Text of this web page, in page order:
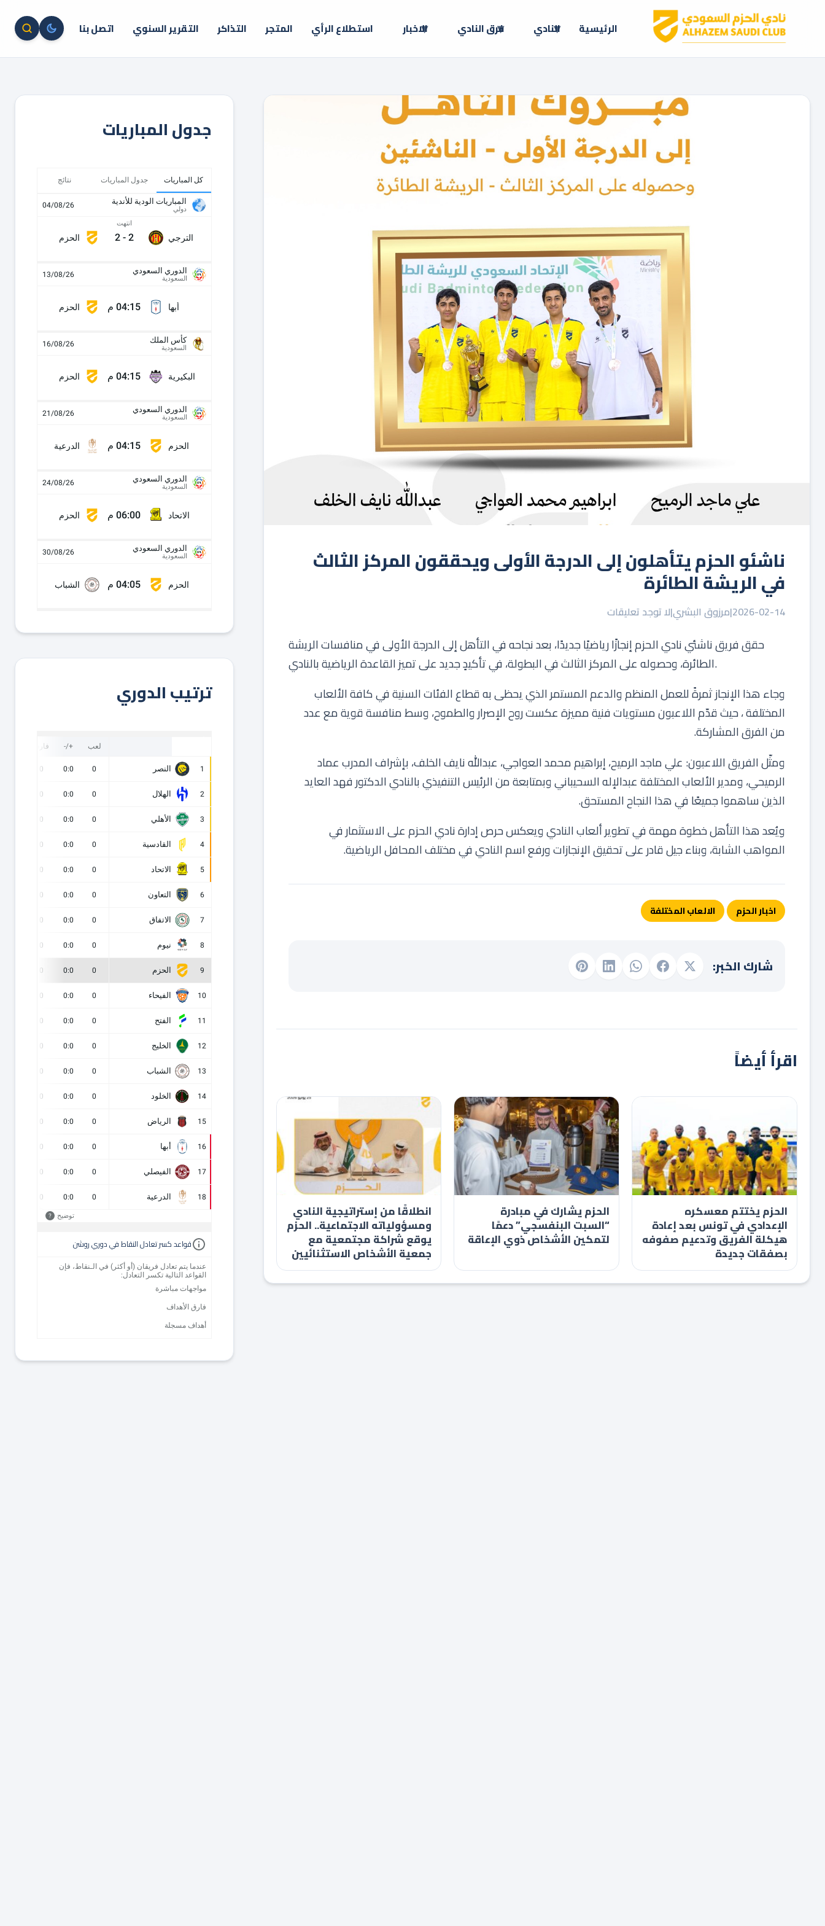
الرئيسية النادي فرق النادي الاخبار استطلاع الرأي المتجر التذاكر التقرير السنوي اتصل بنا
ناشئو الحزم يتأهلون إلى الدرجة الأولى ويحققون المركز الثالث
في الريشة الطائرة
2026-02-14
|مرزوق البشري|لا توجد تعليقات
حقق فريق ناشئي نادي الحزم إنجازًا رياضيًا جديدًا، بعد نجاحه في التأهل إلى الدرجة الأولى في منافسات الريشة
الطائرة، وحصوله على المركز الثالث في البطولة، في تأكيدٍ جديد على تميز القاعدة الرياضية بالنادي.
وجاء هذا الإنجاز ثمرةً للعمل المنظم والدعم المستمر الذي يحظى به قطاع الفئات السنية في كافة الألعاب
المختلفة ، حيث قدّم اللاعبون مستويات فنية مميزة عكست روح الإصرار والطموح، وسط منافسة قوية مع عدد
من الفرق المشاركة.
ومثّل الفريق اللاعبون: علي ماجد الرميح، إبراهيم محمد العواجي، عبدالله نايف الخلف، بإشراف المدرب عماد
الرميحي، ومدير الألعاب المختلفة عبدالإله السحيباني وبمتابعة من الرئيس التنفيذي بالنادي الدكتور فهد العايد
الذين ساهموا جميعًا في هذا النجاح المستحق.
ويُعد هذا التأهل خطوة مهمة في تطوير ألعاب النادي ويعكس حرص إدارة نادي الحزم على الاستثمار في
المواهب الشابة، وبناء جيل قادر على تحقيق الإنجازات ورفع اسم النادي في مختلف المحافل الرياضية.
اخبار الحزم الالعاب المختلفة
شارك الخبر:
اقرأ أيضاً
الحزم يختتم معسكره
الإعدادي في تونس بعد إعادة
هيكلة الفريق وتدعيم صفوفه
بصفقات جديدة
الحزم يشارك في مبادرة
“السبت البنفسجي” دعمًا
لتمكين الأشخاص ذوي الإعاقة
انطلاقًا من إستراتيجية النادي
ومسؤولياته الاجتماعية.. الحزم
يوقع شراكة مجتمعية مع
جمعية الأشخاص الاستثنائيين
جدول المباريات
كل المباريات جدول المباريات نتائج
المباريات الودية للأندية
دولي 04/08/26
الترجي
انتهت
2
-
2 الحزم
الدوري السعودي
السعودية 13/08/26
أبها 04:15 م الحزم
كأس الملك
السعودية 16/08/26
البكيرية 04:15 م الحزم
الدوري السعودي
السعودية 21/08/26
الحزم 04:15 م الدرعية
الدوري السعودي
السعودية 24/08/26
الاتحاد 06:00 م الحزم
الدوري السعودي
السعودية 30/08/26
الحزم 04:05 م الشباب
ترتيب الدوري
لعب +/- فارق
1 النصر 0
0:0
0
2 الهلال 0
0:0
0
3 الأهلي 0
0:0
0
4 القادسية 0
0:0
0
5 الاتحاد 0
0:0
0
6 التعاون 0
0:0
0
7 الاتفاق 0
0:0
0
8 نيوم 0
0:0
0
9 الحزم 0
0:0
0
10 الفيحاء 0
0:0
0
11 الفتح 0
0:0
0
12 الخليج 0
0:0
0
13 الشباب 0
0:0
0
14 الخلود 0
0:0
0
15 الرياض 0
0:0
0
16 أبها 0
0:0
0
17 الفيصلي 0
0:0
0
18 الدرعية 0
0:0
0
توضيح ?
قواعد كسر تعادل النقاط في دوري روشن
عندما يتم تعادل فريقان (أو أكثر) في الـنقاط، فإن
القواعد التالية تكسر التعادل:
مواجهات مباشرة
فارق الأهداف
أهداف مسجلة